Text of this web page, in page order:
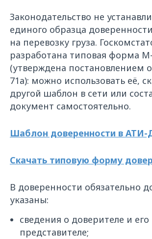
Законодательство не
единого образца доверенности
на перевозку груза.
разработана типовая форма
(утверждена постановлением
71а): можно использовать её,
другой шаблон в сети или
документ самостоятельно.
Шаблон доверенности в АТИ-
Cкачать типовую форму
В доверенности обязательно
указаны:
сведения о доверителе и его
представителе;